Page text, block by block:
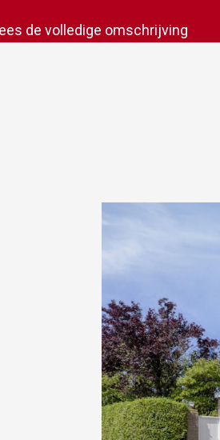
en recreatie. Via
de zijtuin is de hoofdentree
grenzend aan de
afzuigkap, oven
bergruimte. Vanuit de keuken
de achterdeur vindt u een aparte
de voorzijde van de woning
met een ligbad, een
Daarnaast zijn er nog
de volledige omschrijving